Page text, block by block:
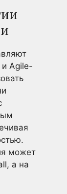
и Agile-
может
а на